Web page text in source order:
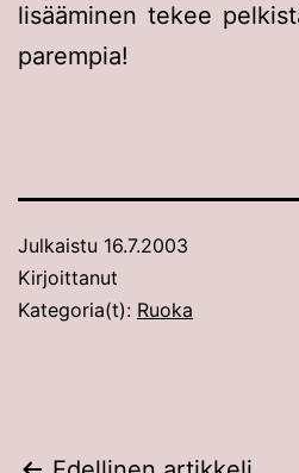
lisääminen tekee
parempia!
Julkaistu 16.7.2003
Kirjoittanut
Kategoria(t): Ruoka